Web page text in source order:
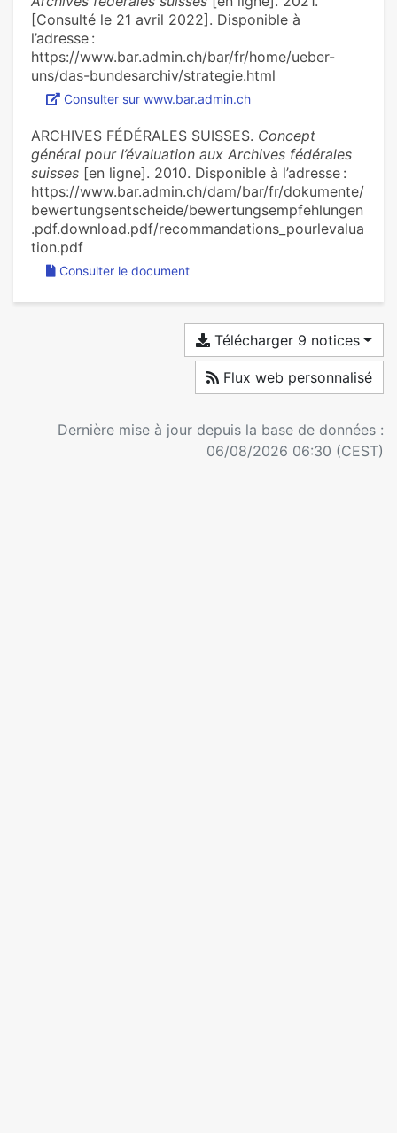
[Consulté le 21 avril 2022]. Disponible à
l’adresse :
https://www.bar.admin.ch/bar/fr/home/ueber-
uns/das-bundesarchiv/strategie.html
Consulter sur www.bar.admin.ch
ARCHIVES FÉDÉRALES SUISSES. Concept
général pour l’évaluation aux Archives fédérales
suisses [en ligne]. 2010. Disponible à l’adresse :
https://www.bar.admin.ch/dam/bar/fr/dokumente/
bewertungsentscheide/bewertungsempfehlungen
.pdf.download.pdf/recommandations_pourlevalua
tion.pdf
Consulter le document
Télécharger 9 notices
Flux web personnalisé
Dernière mise à jour depuis la base de données :
06/08/2026 06:30 (CEST)